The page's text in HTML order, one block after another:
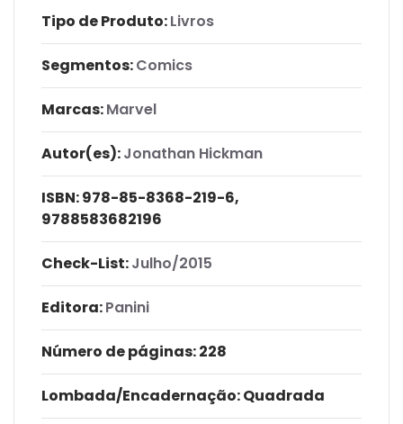
Tipo de Produto:Livros
Segmentos:Comics
Marcas:Marvel
Autor(es):Jonathan Hickman
ISBN:978-85-8368-219-6,
9788583682196
Check-List:Julho/2015
Editora:Panini
Número de páginas: 228
Lombada/Encadernação: Quadrada